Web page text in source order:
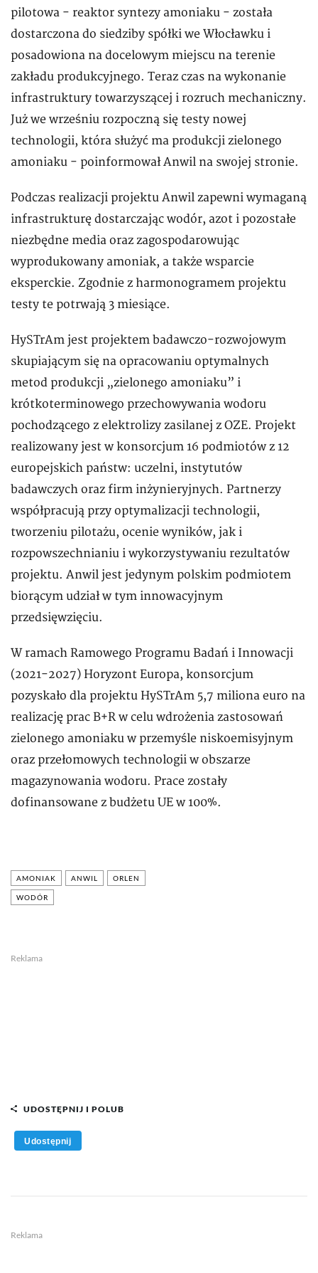
pilotowa - reaktor syntezy amoniaku - została
dostarczona do siedziby spółki we Włocławku i
posadowiona na docelowym miejscu na terenie
zakładu produkcyjnego. Teraz czas na wykonanie
infrastruktury towarzyszącej i rozruch mechaniczny.
Już we wrześniu rozpoczną się testy nowej
technologii, która służyć ma produkcji zielonego
amoniaku - poinformował Anwil na swojej stronie.
Podczas realizacji projektu Anwil zapewni wymaganą
infrastrukturę dostarczając wodór, azot i pozostałe
niezbędne media oraz zagospodarowując
wyprodukowany amoniak, a także wsparcie
eksperckie. Zgodnie z harmonogramem projektu
testy te potrwają 3 miesiące.
HySTrAm jest projektem badawczo-rozwojowym
skupiającym się na opracowaniu optymalnych
metod produkcji „zielonego amoniaku” i
krótkoterminowego przechowywania wodoru
pochodzącego z elektrolizy zasilanej z OZE. Projekt
realizowany jest w konsorcjum 16 podmiotów z 12
europejskich państw: uczelni, instytutów
badawczych oraz firm inżynieryjnych. Partnerzy
współpracują przy optymalizacji technologii,
tworzeniu pilotażu, ocenie wyników, jak i
rozpowszechnianiu i wykorzystywaniu rezultatów
projektu. Anwil jest jedynym polskim podmiotem
biorącym udział w tym innowacyjnym
przedsięwzięciu.
W ramach Ramowego Programu Badań i Innowacji
(2021-2027) Horyzont Europa, konsorcjum
pozyskało dla projektu HySTrAm 5,7 miliona euro na
realizację prac B+R w celu wdrożenia zastosowań
zielonego amoniaku w przemyśle niskoemisyjnym
oraz przełomowych technologii w obszarze
magazynowania wodoru. Prace zostały
dofinansowane z budżetu UE w 100%.
AMONIAK ANWIL ORLEN
WODÓR
Reklama
UDOSTĘPNIJ I POLUB
Udostępnij
Reklama